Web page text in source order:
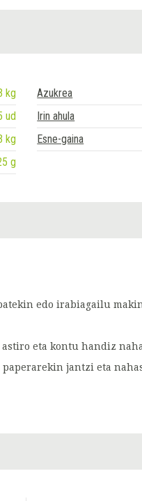
kg Azukrea
ud Irin ahula
kg Esne-gaina
g
edo irabiagailu
eta kontu handiz
jantzi eta